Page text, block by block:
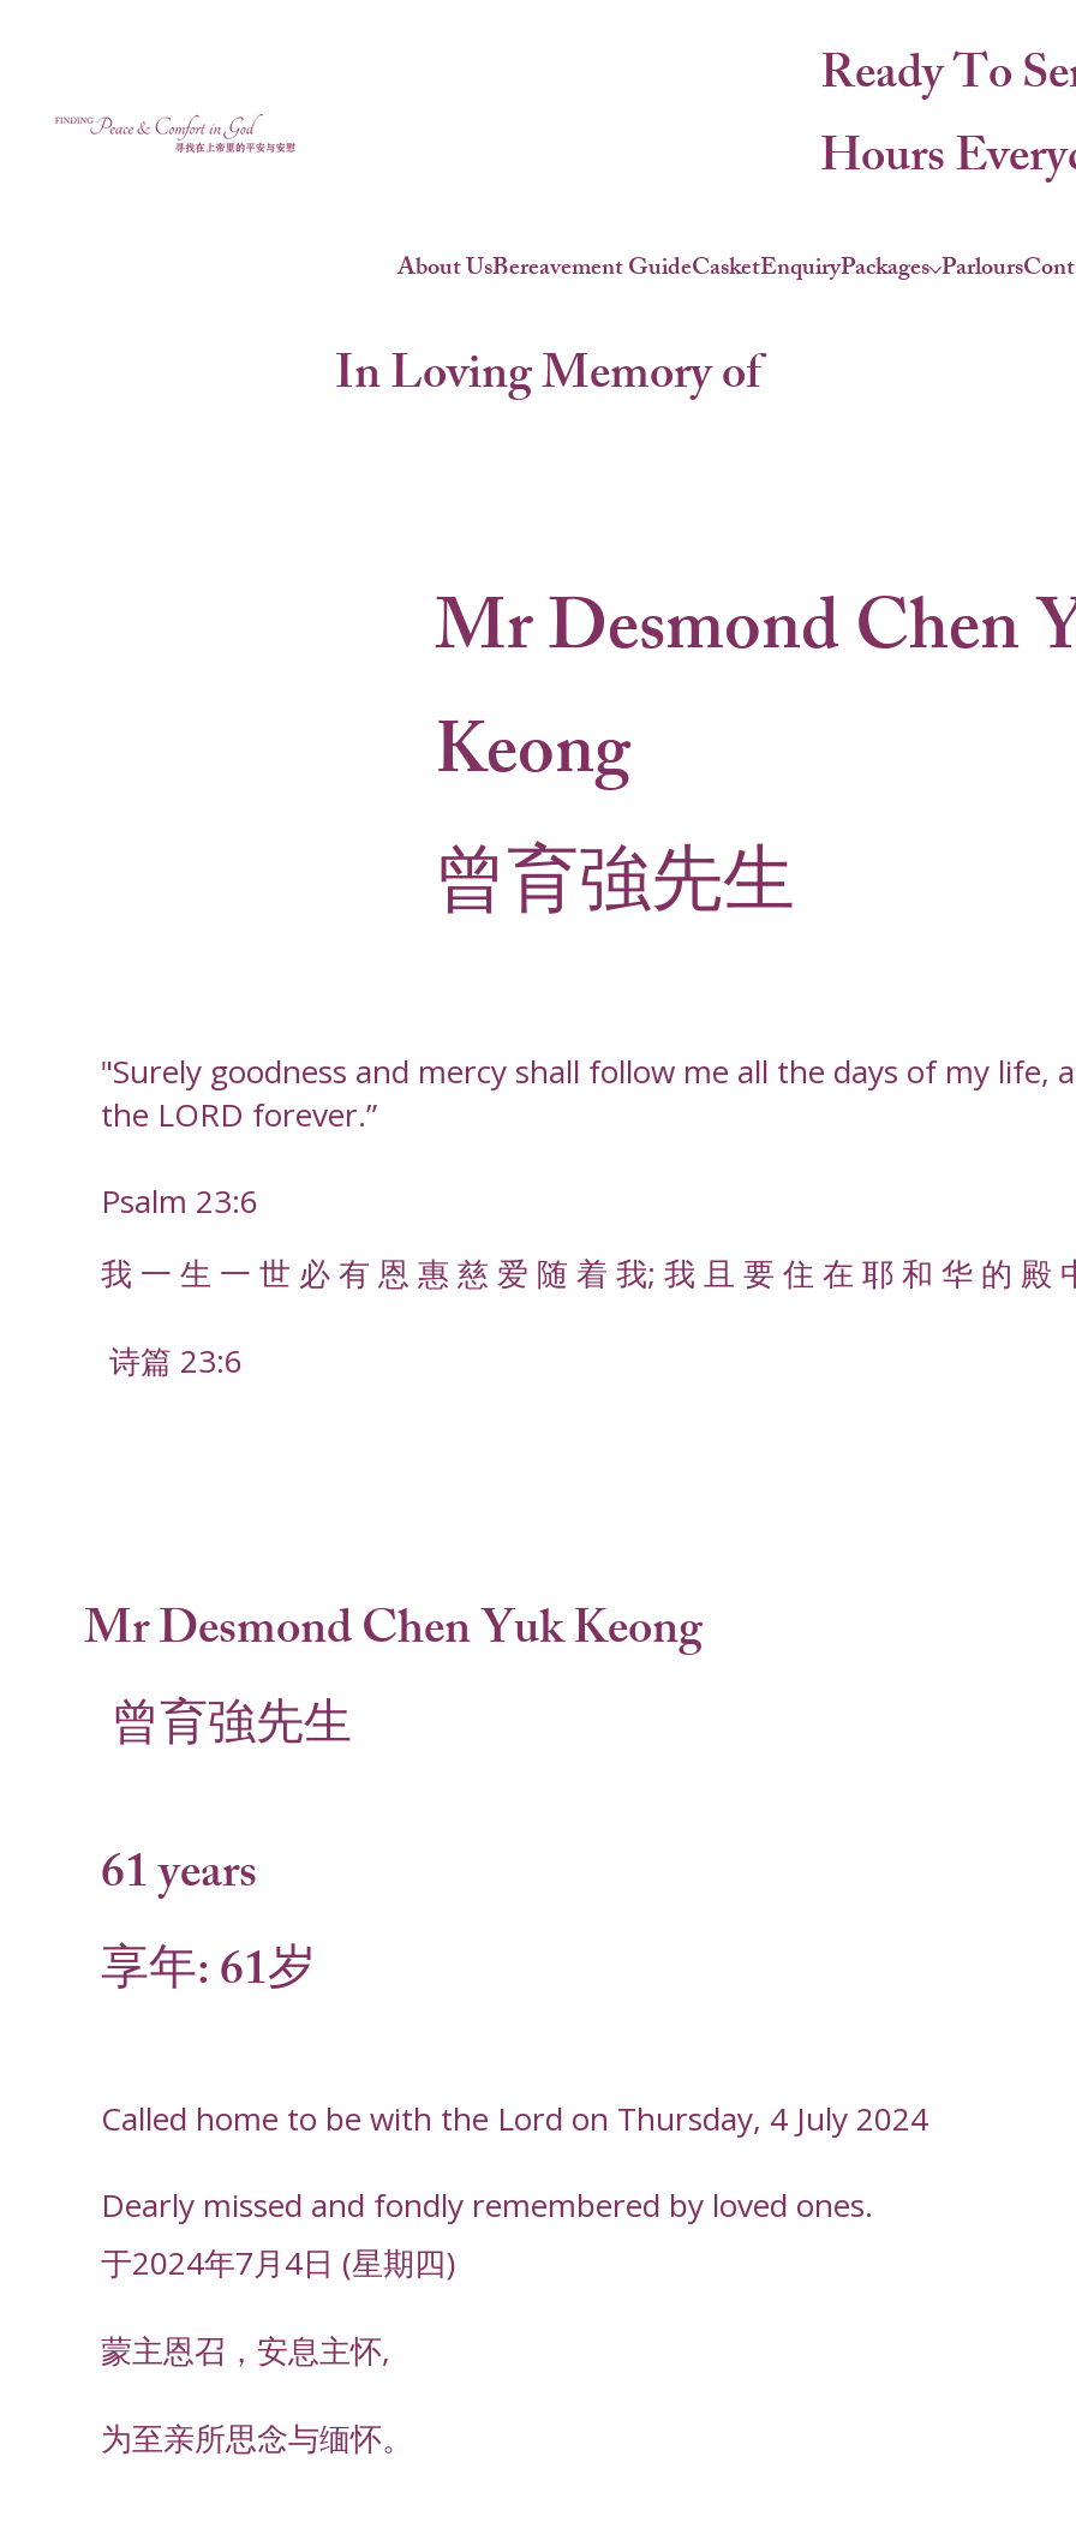
About UsBereavement GuideCasketEnquiryPackages Parlours
Ready To
Hours
In Loving Memory of
Mr Desmond Chen
Keong
曾育強先生
"Surely goodness and mercy shall follow me all the days of my life,
the LORD forever.”
Psalm 23:6
我 一 生 一 世 必 有 恩 惠 慈 爱 随 着 我; 我 且 要 住 在 耶 和 华 的 殿
诗篇 23:6
Mr Desmond Chen Yuk Keong
曾育強先生
61 years
享年: 61岁
Called home to be with the Lord on Thursday, 4 July 2024
Dearly missed and fondly remembered by loved ones.
于2024年7月4日 (星期四)
蒙主恩召，安息主怀,
为至亲所思念与缅怀。